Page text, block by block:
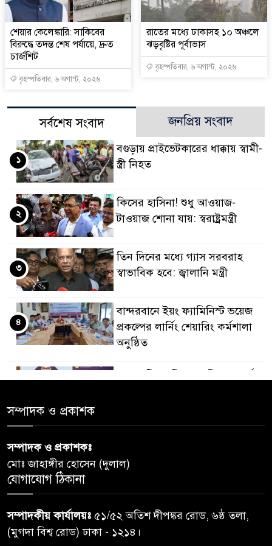
শেয়ার কেলেঙ্কারি: সাকিবের
বিরুদ্ধে তদন্ত শেষ পর্যায়ে, দ্রুত
চার্জশিট
বৃহস্পতিবার, ৬ অগাস্ট, ২০২৬
রাতের মধ্যে ঢাকাসহ ১০ অঞ্চলে
ঝড়বৃষ্টির পূর্বাভাস
বৃহস্পতিবার, ৬ অগাস্ট, ২০২৬
সর্বশেষ সংবাদ জনপ্রিয় সংবাদ
বগুড়ায় প্রাইভেটকারের ধাক্কায় স্বামী-
স্ত্রী নিহত
১
কিসের হাসিনা! শুধু আওয়াজ-
টাওয়াজ শোনা যায়: স্বরাষ্ট্রমন্ত্রী
২
তিন দিনের মধ্যে গ্যাস সরবরাহ
স্বাভাবিক হবে: জ্বালানি মন্ত্রী
৩
বান্দরবানে ইয়ং ফ্যামিনিস্ট ভয়েজ
প্রকল্পের লার্নিং শেয়ারিং কর্মশালা
অনুষ্ঠিত
৪
পেশ
৬
তদন্ত শেষ পর্যায়ে, দ্রুত চার্জশিট
৭
সম্পাদক ও প্রকাশক
সম্পাদক ও প্রকাশকঃ
মোঃ জাহাঙ্গীর হোসেন (দুলাল)
যোগাযোগ ঠিকানা
সম্পাদকীয় কার্যালয়ঃ ৫১/৫২ অতিশ দীপঙ্কর রোড, ৬ষ্ঠ তলা,
(মুগদা বিশ্ব রোড) ঢাকা - ১২১৪।